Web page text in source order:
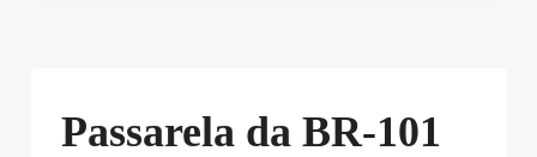
Passarela da BR-101